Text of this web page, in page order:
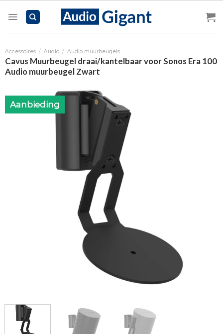
Accessoires / Audio / Audio muurbeugels
Cavus Muurbeugel draai/kantelbaar voor Sonos Era 100
Audio muurbeugel Zwart
Aanbieding